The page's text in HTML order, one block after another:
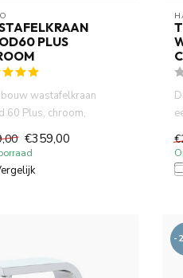
PLUS
wastafelkraan
60 Plus, chroom,
...
€359,00
-